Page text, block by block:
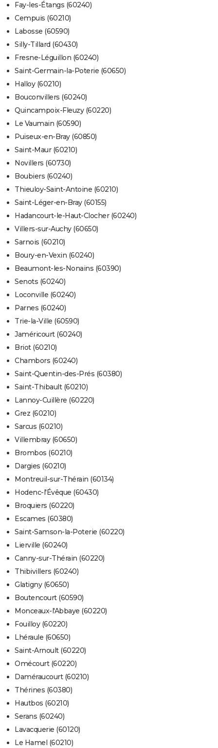
Fay-les-Étangs (60240)
Cempuis (60210)
Labosse (60590)
Silly-Tillard (60430)
Fresne-Léguillon (60240)
Saint-Germain-la-Poterie (60650)
Halloy (60210)
Bouconvillers (60240)
Quincampoix-Fleuzy (60220)
Le Vaumain (60590)
Puiseux-en-Bray (60850)
Saint-Maur (60210)
Novillers (60730)
Boubiers (60240)
Thieuloy-Saint-Antoine (60210)
Saint-Léger-en-Bray (60155)
Hadancourt-le-Haut-Clocher (60240)
Villers-sur-Auchy (60650)
Sarnois (60210)
Boury-en-Vexin (60240)
Beaumont-les-Nonains (60390)
Senots (60240)
Loconville (60240)
Parnes (60240)
Trie-la-Ville (60590)
Jaméricourt (60240)
Briot (60210)
Chambors (60240)
Saint-Quentin-des-Prés (60380)
Saint-Thibault (60210)
Lannoy-Cuillère (60220)
Grez (60210)
Sarcus (60210)
Villembray (60650)
Brombos (60210)
Dargies (60210)
Montreuil-sur-Thérain (60134)
Hodenc-l'Évêque (60430)
Broquiers (60220)
Escames (60380)
Saint-Samson-la-Poterie (60220)
Lierville (60240)
Canny-sur-Thérain (60220)
Thibivillers (60240)
Glatigny (60650)
Boutencourt (60590)
Monceaux-l'Abbaye (60220)
Fouilloy (60220)
Lhéraule (60650)
Saint-Arnoult (60220)
Omécourt (60220)
Daméraucourt (60210)
Thérines (60380)
Hautbos (60210)
Serans (60240)
Lavacquerie (60120)
Le Hamel (60210)